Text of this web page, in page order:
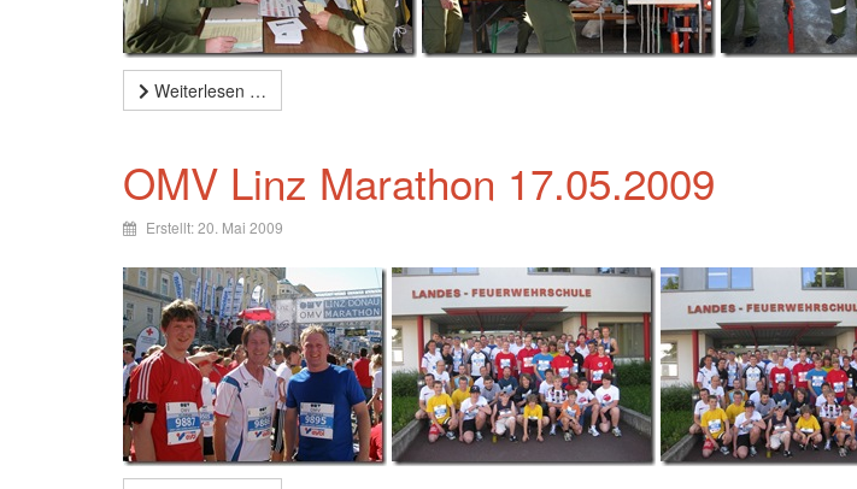
Weiterlesen …
OMV Linz Marathon 17.05.2009
Erstellt: 20. Mai 2009